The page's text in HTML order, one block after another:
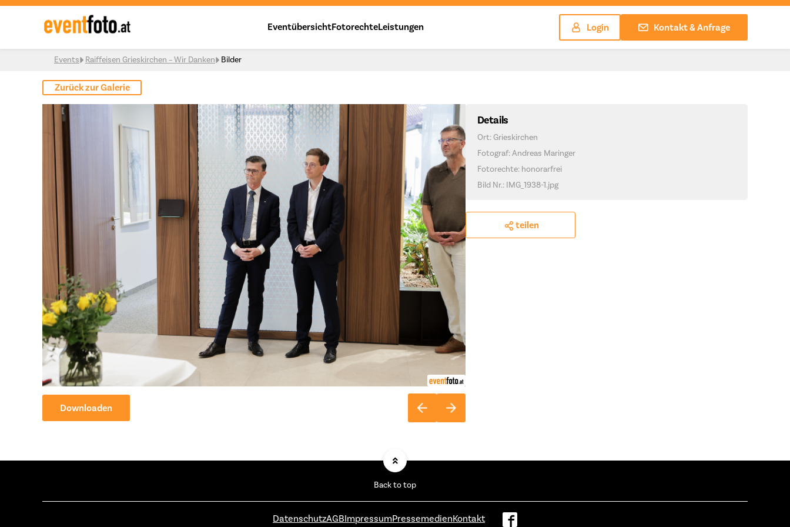
Skip to content
EventübersichtFotorechteLeistungen Login Kontakt & Anfrage
Events Raiffeisen Grieskirchen – Wir Danken Bilder
Zurück zur Galerie
Downloaden
Details
Ort: Grieskirchen
Fotograf: Andreas Maringer
Fotorechte: honorarfrei
Bild Nr.: IMG_1938-1.jpg
teilen
Back to top
DatenschutzAGBImpressumPressemedienKontakt